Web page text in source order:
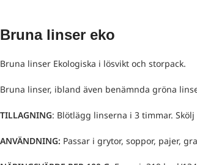
Bruna linser eko
Bruna linser Ekologiska i lösvikt och storpack.
Bruna linser, ibland även benämnda gröna
TILLAGNING: Blötlägg linserna i 3 timmar.
ANVÄNDNING: Passar i grytor, soppor, pajer,